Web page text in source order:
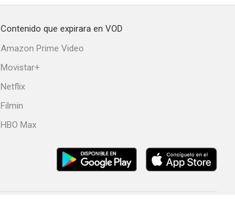
Contenido que expirara en VOD
Amazon Prime Video
Movistar+
Netflix
Filmin
HBO Max